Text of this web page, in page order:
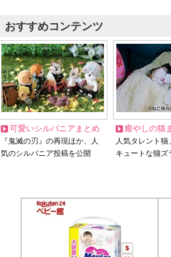
おすすめコンテンツ
可愛いシルバニアまとめ
『鬼滅の刃』の再現ほか、人
気のシルバニア投稿を公開
癒やしの猫
人気タレント猫
キュートな猫ズ